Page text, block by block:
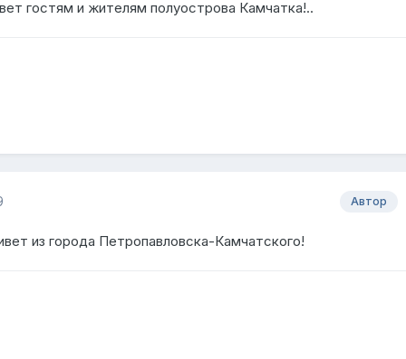
гостям и жителям полуострова Камчатка!..
Автор
из города Петропавловска-Камчатского!